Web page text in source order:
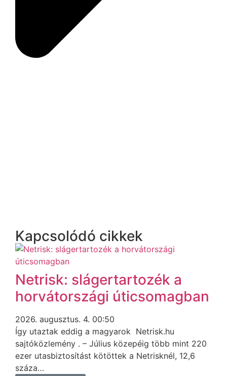
Kapcsolódó cikkek
Netrisk: slágertartozék a
horvátországi úticsomagban
2026. augusztus. 4. 00:50
Így utaztak eddig a magyarok Netrisk.hu
sajtóközlemény . – Július közepéig több mint 220
ezer utasbiztosítást kötöttek a Netrisknél, 12,6
száza…